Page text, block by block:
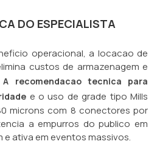
DO ESPECIALISTA
operacional, a locacao de
custos de armazenagem e
A recomendacao tecnica para
e o uso de grade tipo Mills
microns com 8 conectores por
a empurros do publico em
ativa em eventos massivos.